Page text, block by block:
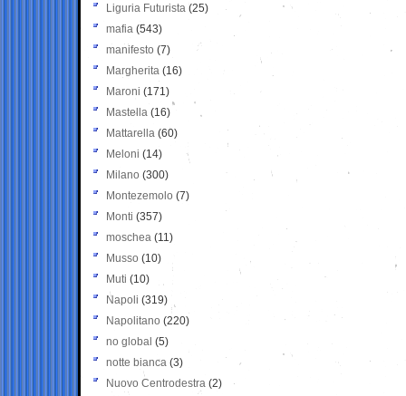
Liguria Futurista (25)
mafia (543)
manifesto (7)
Margherita (16)
Maroni (171)
Mastella (16)
Mattarella (60)
Meloni (14)
Milano (300)
Montezemolo (7)
Monti (357)
moschea (11)
Musso (10)
Muti (10)
Napoli (319)
Napolitano (220)
no global (5)
notte bianca (3)
Nuovo Centrodestra (2)